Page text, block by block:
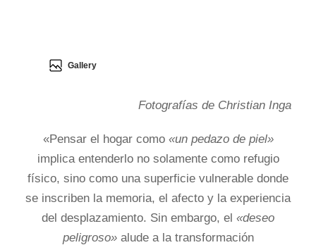
Gallery
Fotografías de Christian Inga
«Pensar el hogar como «un pedazo de piel»
implica entenderlo no solamente como refugio
físico, sino como una superficie vulnerable donde
se inscriben la memoria, el afecto y la experiencia
del desplazamiento. Sin embargo, el «deseo
peligroso»alude a la transformación